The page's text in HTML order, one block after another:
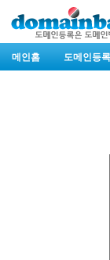
메인홈 도메인등록